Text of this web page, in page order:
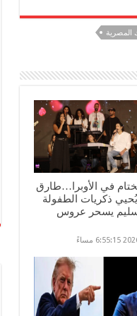
المصرية
في الأوبرا…طارق
ذكريات الطفولة
يسحر عروس
مساءً